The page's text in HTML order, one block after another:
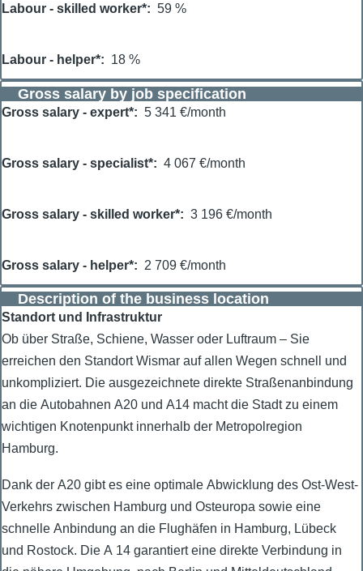
Labour - skilled worker* 59 %
Labour - helper* 18 %
Gross salary by job specification
Gross salary - expert* 5 341 €/month
Gross salary - specialist* 4 067 €/month
Gross salary - skilled worker* 3 196 €/month
Gross salary - helper* 2 709 €/month
Description of the business location
Standort und Infrastruktur
Ob über Straße, Schiene, Wasser oder Luftraum – Sie
erreichen den Standort Wismar auf allen Wegen schnell und
unkompliziert. Die ausgezeichnete direkte Straßenanbindung
an die Autobahnen A20 und A14 macht die Stadt zu einem
wichtigen Knotenpunkt innerhalb der Metropolregion
Hamburg.
Dank der A20 gibt es eine optimale Abwicklung des Ost-West-
Verkehrs zwischen Hamburg und Osteuropa sowie eine
schnelle Anbindung an die Flughäfen in Hamburg, Lübeck
und Rostock. Die A 14 garantiert eine direkte Verbindung in